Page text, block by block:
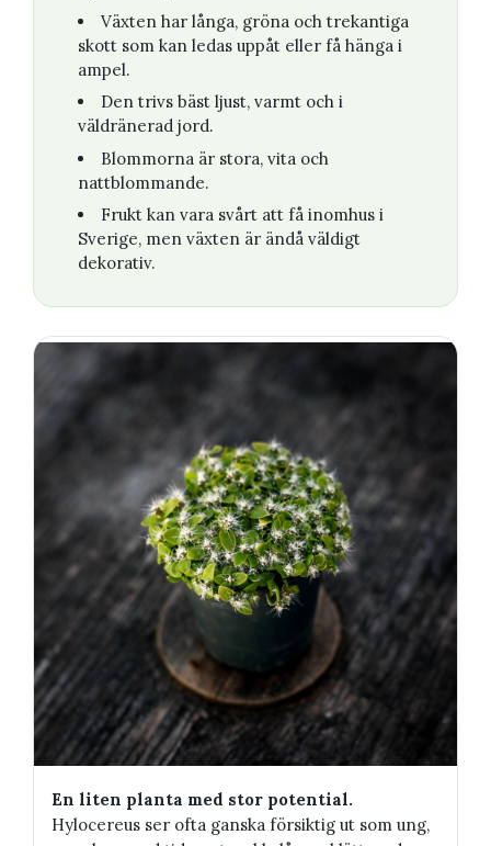
Växten har långa, gröna och trekantiga
skott som kan ledas uppåt eller få hänga i
ampel.
Den trivs bäst ljust, varmt och i
väldränerad jord.
Blommorna är stora, vita och
nattblommande.
Frukt kan vara svårt att få inomhus i
Sverige, men växten är ändå väldigt
dekorativ.
En liten planta med stor potential.
Hylocereus ser ofta ganska försiktig ut som ung,